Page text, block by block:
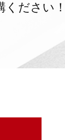
ださい！